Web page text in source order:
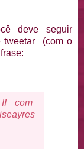
deve seguir
(com o
com